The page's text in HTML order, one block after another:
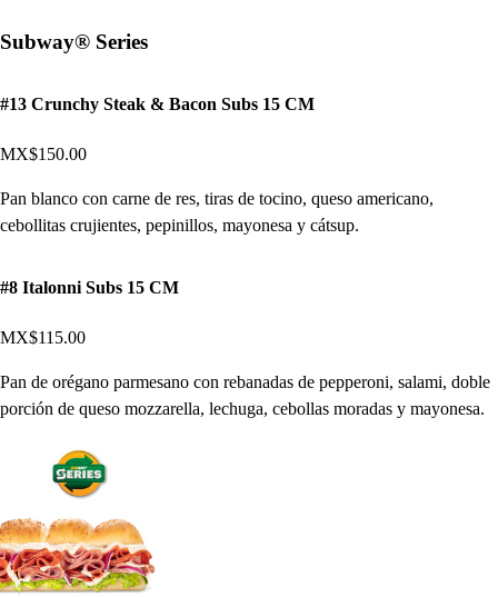
Subway® Series
#13 Crunchy Steak & Bacon Subs 15 CM
MX$150.00
Pan blanco con carne de res, tiras de tocino, queso americano,
cebollitas crujientes, pepinillos, mayonesa y cátsup.
#8 Italonni Subs 15 CM
MX$115.00
Pan de orégano parmesano con rebanadas de pepperoni, salami, doble
porción de queso mozzarella, lechuga, cebollas moradas y mayonesa.